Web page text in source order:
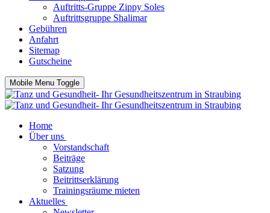
Auftritts-Gruppe Zippy Soles
Auftrittsgruppe Shalimar
Gebühren
Anfahrt
Sitemap
Gutscheine
Mobile Menu Toggle
Home
Über uns
Vorstandschaft
Beiträge
Satzung
Beitrittserklärung
Trainingsräume mieten
Aktuelles